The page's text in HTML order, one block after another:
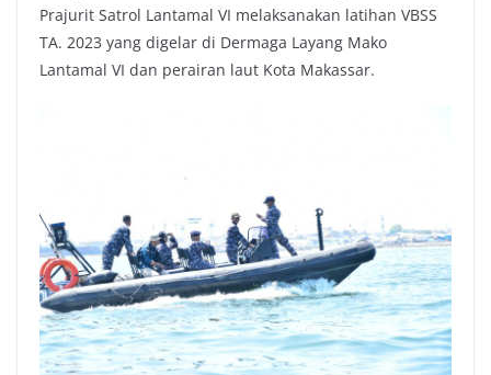
Prajurit Satrol Lantamal VI melaksanakan latihan VBSS
TA. 2023 yang digelar di Dermaga Layang Mako
Lantamal VI dan perairan laut Kota Makassar.